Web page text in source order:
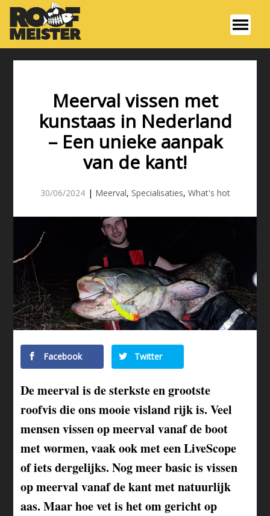
Meerval vissen met
kunstaas in Nederland
– Een unieke aanpak
van de kant!
30/06/2024 | Meerval, Specialisaties, What's hot
Facebook Twitter
De meerval is de sterkste en grootste
roofvis die ons mooie visland rijk is. Veel
mensen vissen op meerval vanaf de boot
met wormen, vaak ook met een LiveScope
of iets dergelijks. Nog meer basic is vissen
op meerval vanaf de kant met natuurlijk
aas. Maar hoe vet is het om gericht op